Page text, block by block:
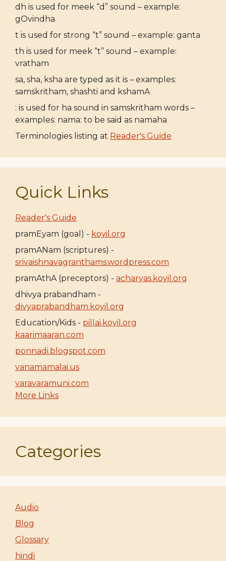
dh is used for meek “d” sound – example:
gOvindha
t is used for strong “t” sound – example: ganta
th is used for meek “t” sound – example:
vratham
sa, sha, ksha are typed as it is – examples:
samskritham, shashti and kshamA
: is used for ha sound in samskritham words –
examples: nama: to be said as namaha
Terminologies listing at Reader's Guide
Quick Links
Reader's Guide
pramEyam (goal) - koyil.org
pramANam (scriptures) -
srivaishnavagranthams.wordpress.com
pramAthA (preceptors) - acharyas.koyil.org
dhivya prabandham -
divyaprabandham.koyil.org
Education/Kids - pillai.koyil.org
kaarimaaran.com
ponnadi.blogspot.com
vanamamalai.us
varavaramuni.com
More Links
Categories
Audio
Blog
Glossary
hindi